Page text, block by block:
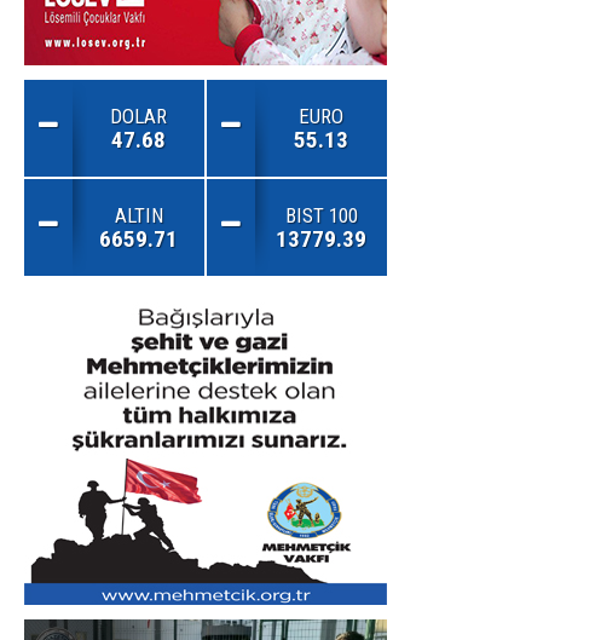
DOLAR
47.68
EURO
55.13
ALTIN
6659.71
BIST 100
13779.39